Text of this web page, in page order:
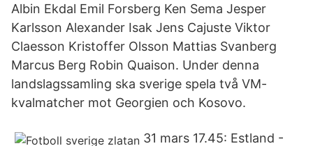
Albin Ekdal Emil Forsberg Ken Sema Jesper
Karlsson Alexander Isak Jens Cajuste Viktor
Claesson Kristoffer Olsson Mattias Svanberg
Marcus Berg Robin Quaison. Under denna
landslagssamling ska sverige spela två VM-
kvalmatcher mot Georgien och Kosovo.
31 mars 17.45: Estland -